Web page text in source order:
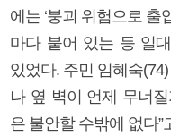
에는 ‘붕괴 위험으로 출
마다 붙어 있는 등 일
있었다. 주민 임혜숙
나 옆 벽이 언제 무너
은 불안할 수밖에 없다”